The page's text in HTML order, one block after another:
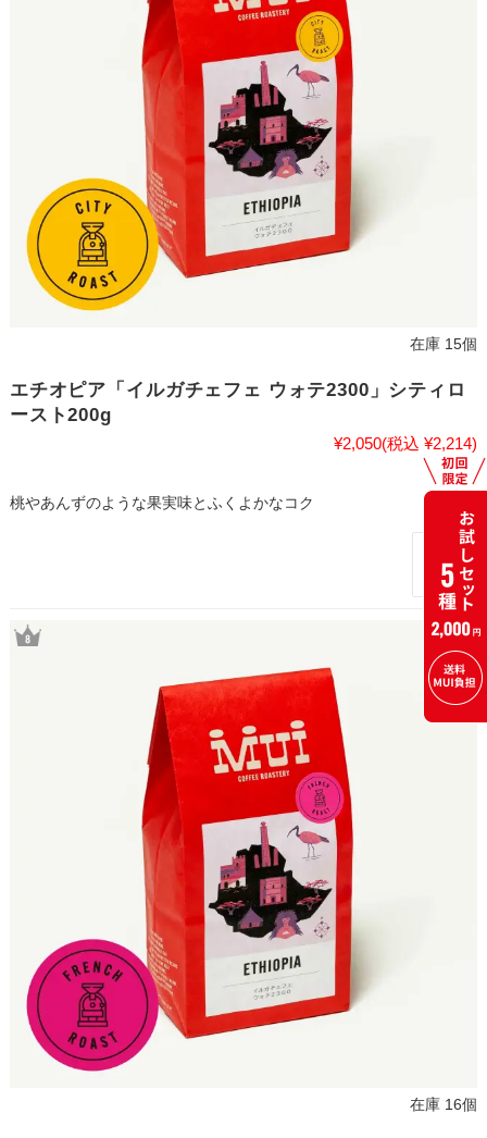
在庫 15個
エチオピア「イルガチェフェ ウォテ2300」シティロ
ースト200g
¥2,050(税込 ¥2,214)
桃やあんずのような果実味とふくよかなコク
在庫 16個